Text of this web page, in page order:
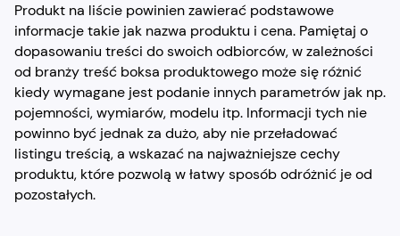
Produkt na liście powinien zawierać podstawowe
informacje takie jak nazwa produktu i cena. Pamiętaj o
dopasowaniu treści do swoich odbiorców, w zależności
od branży treść boksa produktowego może się różnić
kiedy wymagane jest podanie innych parametrów jak np.
pojemności, wymiarów, modelu itp. Informacji tych nie
powinno być jednak za dużo, aby nie przeładować
listingu treścią, a wskazać na najważniejsze cechy
produktu, które pozwolą w łatwy sposób odróżnić je od
pozostałych.